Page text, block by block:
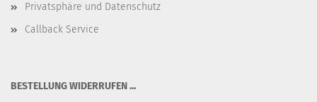
Privatsphäre und Datenschutz
Callback Service
BESTELLUNG WIDERRUFEN ...